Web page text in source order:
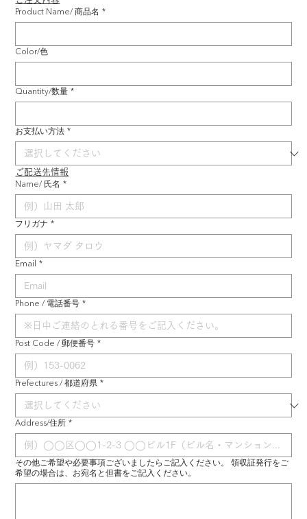
Product Name/ 商品名 *
Color/色
Quantity/数量 *
お支払い方法 *
ご配送先情報
Name/ 氏名 *
フリガナ *
Email *
Phone / 電話番号 *
Post Code / 郵便番号 *
Prefectures / 都道府県 *
Address/住所 *
その他ご希望や必要事項ございましたらご記入ください。 領収証発行をご
希望の場合は、お宛名と但書をご記入ください。